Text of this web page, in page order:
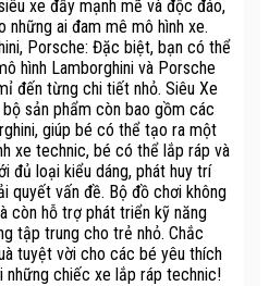
xe đầy mạnh mẽ và độc đáo,
ai đam mê mô hình xe.
Porsche: Đặc biệt, bạn có thể
hình Lamborghini và Porsche
đến từng chi tiết nhỏ. Siêu Xe
sản phẩm còn bao gồm các
giúp bé có thể tạo ra một
xe technic, bé có thể lắp ráp và
đủ loại kiểu dáng, phát huy trí
quyết vấn đề. Bộ đồ chơi không
còn hỗ trợ phát triển kỹ năng
tập trung cho trẻ nhỏ. Chắc
tuyệt vời cho các bé yêu thích
những chiếc xe lắp ráp technic!